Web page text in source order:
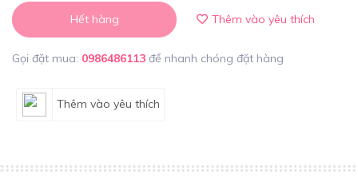
Hết hàng Thêm vào yêu thích
Gọi đặt mua: 0986486113 để nhanh chóng đặt hàng
Thêm vào yêu thích